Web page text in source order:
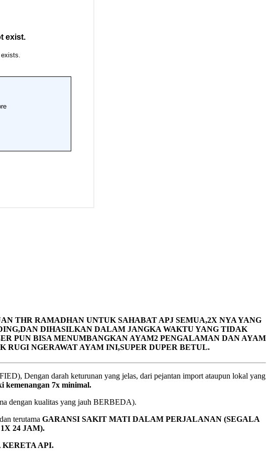
THR RAMADHAN UNTUK SAHABAT APJ SEMUA,2X NYA YANG
DIHASILKAN DALAM JANGKA WAKTU YANG TIDAK
PUN BISA MENUMBANGKAN AYAM2 PENGALAMAN DAN AYAM
RUGI NGERAWAT AYAM INI,SUPER DUPER BETUL.
Dengan darah keturunan yang jelas, dari pejantan import ataupun lokal yang
kemenangan 7x minimal.
kualitas yang jauh BERBEDA).
terutama GARANSI SAKIT MATI DALAM PERJALANAN (SEGALA
24 JAM).
API.